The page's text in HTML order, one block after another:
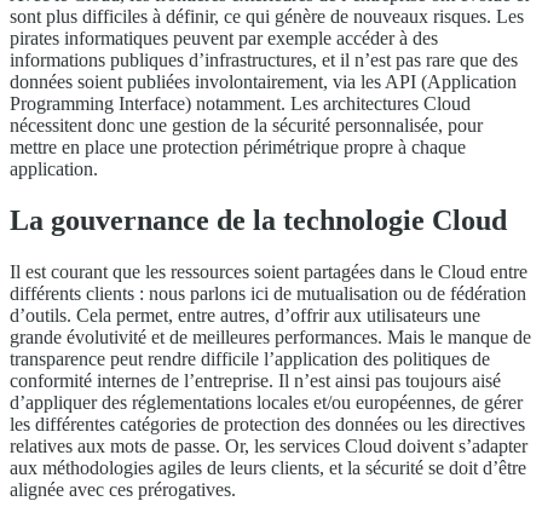
sont plus difficiles à définir, ce qui génère de nouveaux risques. Les
pirates informatiques peuvent par exemple accéder à des
informations publiques d’infrastructures, et il n’est pas rare que des
données soient publiées involontairement, via les API (Application
Programming Interface) notamment. Les architectures Cloud
nécessitent donc une gestion de la sécurité personnalisée, pour
mettre en place une protection périmétrique propre à chaque
application.
La gouvernance de la technologie Cloud
Il est courant que les ressources soient partagées dans le Cloud entre
différents clients : nous parlons ici de mutualisation ou de fédération
d’outils. Cela permet, entre autres, d’offrir aux utilisateurs une
grande évolutivité et de meilleures performances. Mais le manque de
transparence peut rendre difficile l’application des politiques de
conformité internes de l’entreprise. Il n’est ainsi pas toujours aisé
d’appliquer des réglementations locales et/ou européennes, de gérer
les différentes catégories de protection des données ou les directives
relatives aux mots de passe. Or, les services Cloud doivent s’adapter
aux méthodologies agiles de leurs clients, et la sécurité se doit d’être
alignée avec ces prérogatives.